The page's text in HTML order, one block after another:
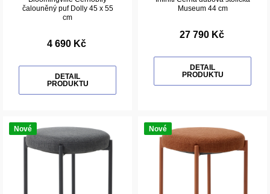
čalouněný puf Dolly 45 x 55
cm
4 690 Kč
DETAIL
PRODUKTU
Museum 44 cm
27 790 Kč
DETAIL
PRODUKTU
Nové Nové